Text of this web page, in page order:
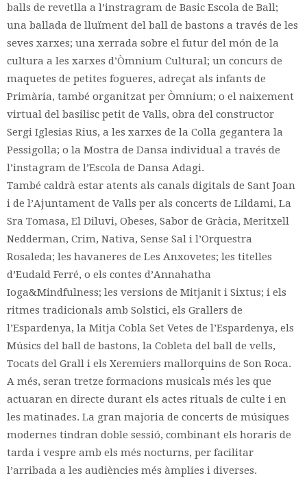
balls de revetlla a l’instragram de Basic Escola de Ball;
una ballada de lluïment del ball de bastons a través de les
seves xarxes; una xerrada sobre el futur del món de la
cultura a les xarxes d’Òmnium Cultural; un concurs de
maquetes de petites fogueres, adreçat als infants de
Primària, també organitzat per Òmnium; o el naixement
virtual del basilisc petit de Valls, obra del constructor
Sergi Iglesias Rius, a les xarxes de la Colla gegantera la
Pessigolla; o la Mostra de Dansa individual a través de
l’instagram de l’Escola de Dansa Adagi.
També caldrà estar atents als canals digitals de Sant Joan
i de l’Ajuntament de Valls per als concerts de Lildami, La
Sra Tomasa, El Diluvi, Obeses, Sabor de Gràcia, Meritxell
Nedderman, Crim, Nativa, Sense Sal i l’Orquestra
Rosaleda; les havaneres de Les Anxovetes; les titelles
d’Eudald Ferré, o els contes d’Annahatha
Ioga&Mindfulness; les versions de Mitjanit i Sixtus; i els
ritmes tradicionals amb Solstici, els Grallers de
l’Espardenya, la Mitja Cobla Set Vetes de l’Espardenya, els
Músics del ball de bastons, la Cobleta del ball de vells,
Tocats del Grall i els Xeremiers mallorquins de Son Roca.
A més, seran tretze formacions musicals més les que
actuaran en directe durant els actes rituals de culte i en
les matinades. La gran majoria de concerts de músiques
modernes tindran doble sessió, combinant els horaris de
tarda i vespre amb els més nocturns, per facilitar
l’arribada a les audiències més àmplies i diverses.